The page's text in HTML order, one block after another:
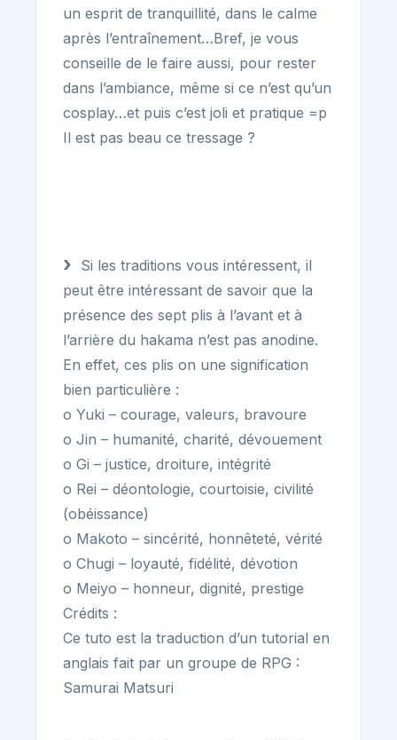
un esprit de tranquillité, dans le calme
après l’entraînement…Bref, je vous
conseille de le faire aussi, pour rester
dans l’ambiance, même si ce n’est qu’un
cosplay…et puis c’est joli et pratique =p
Il est pas beau ce tressage ?
Si les traditions vous intéressent, il
peut être intéressant de savoir que la
présence des sept plis à l’avant et à
l’arrière du hakama n’est pas anodine.
En effet, ces plis on une signification
bien particulière :
o Yuki – courage, valeurs, bravoure
o Jin – humanité, charité, dévouement
o Gi – justice, droiture, intégrité
o Rei – déontologie, courtoisie, civilité
(obéissance)
o Makoto – sincérité, honnêteté, vérité
o Chugi – loyauté, fidélité, dévotion
o Meiyo – honneur, dignité, prestige
Crédits :
Ce tuto est la traduction d’un tutorial en
anglais fait par un groupe de RPG :
Samurai Matsuri